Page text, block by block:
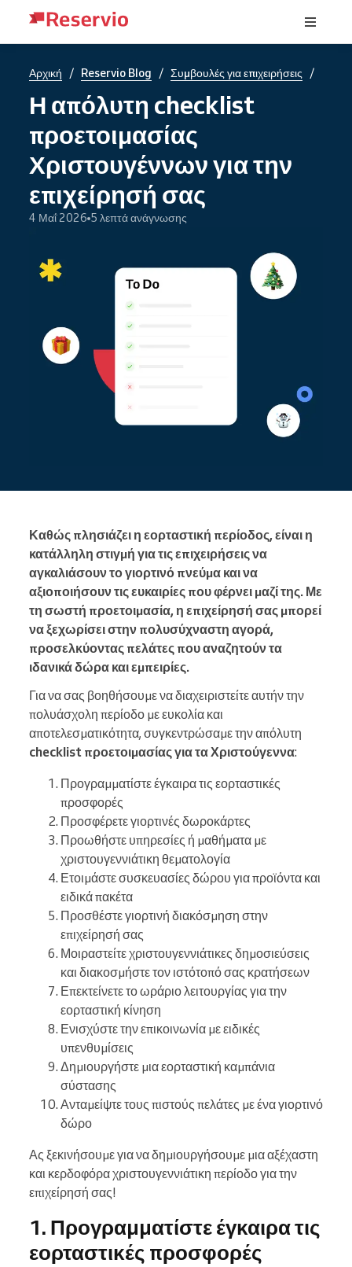
Αρχική / Reservio Blog / Συμβουλές για επιχειρήσεις /
Η απόλυτη checklist
προετοιμασίας
Χριστουγέννων για την
επιχείρησή σας
4 Μαΐ 2026 5 λεπτά ανάγνωσης
Καθώς πλησιάζει η εορταστική περίοδος, είναι η
κατάλληλη στιγμή για τις επιχειρήσεις να
αγκαλιάσουν το γιορτινό πνεύμα και να
αξιοποιήσουν τις ευκαιρίες που φέρνει μαζί της. Με
τη σωστή προετοιμασία, η επιχείρησή σας μπορεί
να ξεχωρίσει στην πολυσύχναστη αγορά,
προσελκύοντας πελάτες που αναζητούν τα
ιδανικά δώρα και εμπειρίες.
Για να σας βοηθήσουμε να διαχειριστείτε αυτήν την
πολυάσχολη περίοδο με ευκολία και
αποτελεσματικότητα, συγκεντρώσαμε την απόλυτη
checklist προετοιμασίας για τα Χριστούγεννα:
Προγραμματίστε έγκαιρα τις εορταστικές
προσφορές
Προσφέρετε γιορτινές δωροκάρτες
Προωθήστε υπηρεσίες ή μαθήματα με
χριστουγεννιάτικη θεματολογία
Ετοιμάστε συσκευασίες δώρου για προϊόντα και
ειδικά πακέτα
Προσθέστε γιορτινή διακόσμηση στην
επιχείρησή σας
Μοιραστείτε χριστουγεννιάτικες δημοσιεύσεις
και διακοσμήστε τον ιστότοπό σας κρατήσεων
Επεκτείνετε το ωράριο λειτουργίας για την
εορταστική κίνηση
Ενισχύστε την επικοινωνία με ειδικές
υπενθυμίσεις
Δημιουργήστε μια εορταστική καμπάνια
σύστασης
Ανταμείψτε τους πιστούς πελάτες με ένα γιορτινό
δώρο
Ας ξεκινήσουμε για να δημιουργήσουμε μια αξέχαστη
και κερδοφόρα χριστουγεννιάτικη περίοδο για την
επιχείρησή σας!
1. Προγραμματίστε έγκαιρα τις
εορταστικές προσφορές